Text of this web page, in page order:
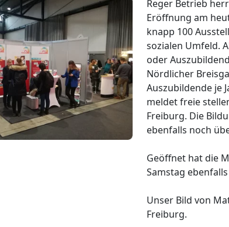
Reger Betrieb
Eröffnung am
knapp 100
sozialen Umfeld.
oder
Nördlicher
Auszubildende je
meldet freie
Freiburg. Die
ebenfalls noch
Geöffnet hat die
Samstag
Unser Bild von
Freiburg.